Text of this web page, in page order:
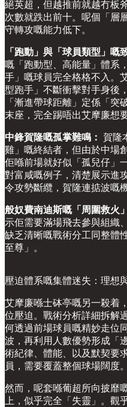
絕英超，但越推前就越冇板
次數就跌出前十。呢個「層
守轉攻嘅能力低下。
「跑動」與「球員類型」嘅
嘅「跑動型、高能量」體系
手」嘅球員完全格格不入。
型跑手」不斷衝擊對手身後
「漸進帶球距離」定係「突
末座，完全踢唔出艾摩廉想
中鋒賀隆嘅孤掌難鳴： 賀隆
雞」嘅終結者，但由於中場
佢喺前場就好似「孤兒仔」
對富咸嘅例子，清楚展示進
令攻勢斷纜，賀隆連掂波嘅
般奴費南迪斯嘅「周圍救火
示佢需要滿場飛去參與組織
缺乏清晰嘅戰術分工同整體
至尊」。
壓迫體系嘅集體迷失：理想
艾摩廉喺士砵亭嘅另一殺着
位壓迫。戰術分析詳細拆解
何透過前場球員嘅精妙走位
波，再利用人數優勢形成「
術紀律、體能、以及默契要
員，需要覆蓋整個球場闊度。
然而，呢套喺葡超所向披靡
上，似乎完全「失靈」。觀